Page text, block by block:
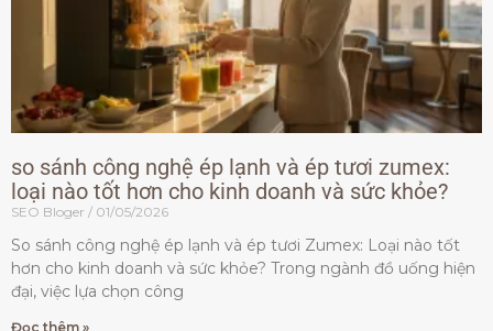
so sánh công nghệ ép lạnh và ép tươi zumex:
loại nào tốt hơn cho kinh doanh và sức khỏe?
SEO Bloger 01/05/2026
So sánh công nghệ ép lạnh và ép tươi Zumex: Loại nào tốt
hơn cho kinh doanh và sức khỏe? Trong ngành đồ uống hiện
đại, việc lựa chọn công
Đọc thêm »